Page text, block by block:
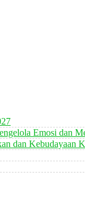
Emosi dan
dan Kebudayaan